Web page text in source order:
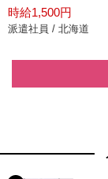
時給1,500円
派遣社員 / 北海道